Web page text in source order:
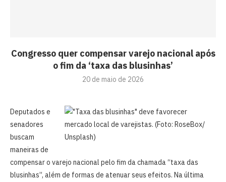
Congresso quer compensar varejo nacional após
o fim da ‘taxa das blusinhas’
20 de maio de 2026
Deputados e
senadores
buscam
maneiras de
compensar o varejo nacional pelo fim da chamada “taxa das
blusinhas”, além de formas de atenuar seus efeitos. Na última